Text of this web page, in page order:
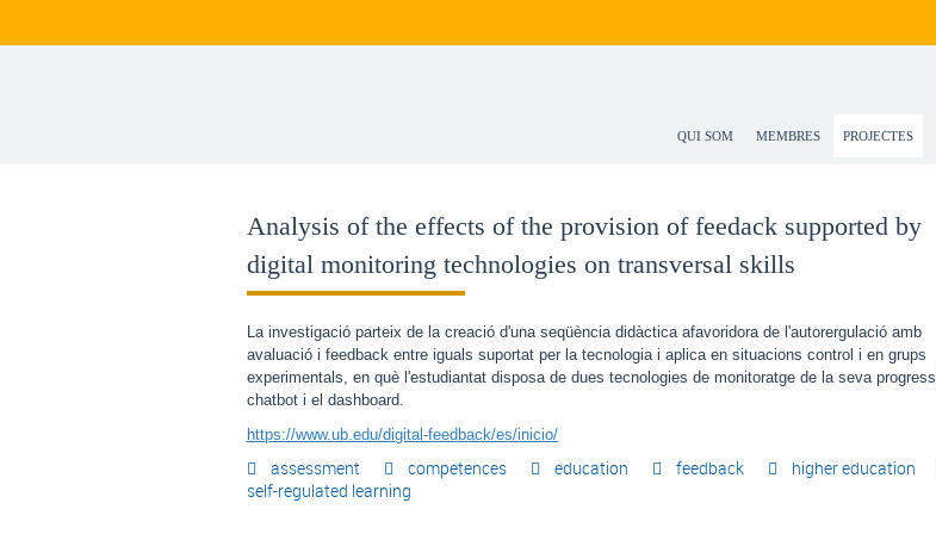
QUI SOM MEMBRES PROJECTES
Analysis of the effects of the provision of feedack supported by
digital monitoring technologies on transversal skills
La investigació parteix de la creació d'una seqüència didàctica afavoridora de l'autorergulació amb
avaluació i feedback entre iguals suportat per la tecnologia i aplica en situacions control i en grups
experimentals, en què l'estudiantat disposa de dues tecnologies de monitoratge de la seva
chatbot i el dashboard.
https://www.ub.edu/digital-feedback/es/inicio/
assessment competences education feedback
higher education
self-regulated learning